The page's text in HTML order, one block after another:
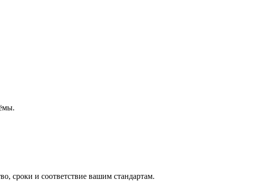
сроки и соответствие вашим стандартам.